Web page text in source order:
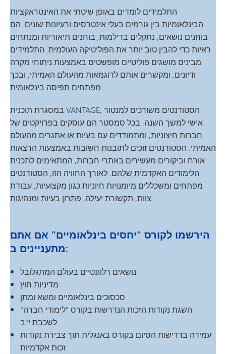
התלמידים לומדים באופן שיטתי את האינטראקציות
הבינלאומיות בין גורמים בעלי אינטרסים ורעיונות שונים. הם
בוחנים נושאים, נתקלים בדילמות, בוחנים תיאוריות ומנתחים
ראיות כדי להבין טוב יותר את הפוליטיקה העולמית. התלמידים
מבינים מושגים פוליטיים מופשטים באמצעות ניתוחי מקרה
ודיונים, ומקשרים אותם לדוגמאות מהעולם האמיתי, ובכך
מפתחים תפיסה בינלאומית.
במסגרת תוכנית VANTAGE, הסטודנטים משודכים למנטור
אישי למשך השנה. בכל סמסטר הם עוסקים בפרויקטים של
חברות חיצוניות, ומתמודדים עם בעיות או אתגרים מהעולם
האמיתי. הסטודנטים זוכים לתובנות חשובות באמצעות הרצאות
אורח וביקורים מעשירים באתרי חברות, המתאימים לתכנית
הלימודים האקדמית שלהם. לאורך החוויה הזו, הסטודנטים
מפתחים ומשכללים מיומנויות חיוניות כגון מקצועיות, עבודת
צוות, תקשורת יעילה, פתרון בעיות ומנהיגות.
הירשמו לקורס "יחסים בינלאומיים" אם אתם
מתעניינים ב:
נושאים רלוונטיים בעולם המתגלובל
מדיניות חוץ
סכסוכים בינלאומיים ומשא ומתן
השגת נקודות הזכות הנדרשות בקורס "לימודי חברה"
לשכבת י"ב
עמידה בדרישות הסיום בקורס באנגלית תוך צבירת נקודות
זכות אקדמיות